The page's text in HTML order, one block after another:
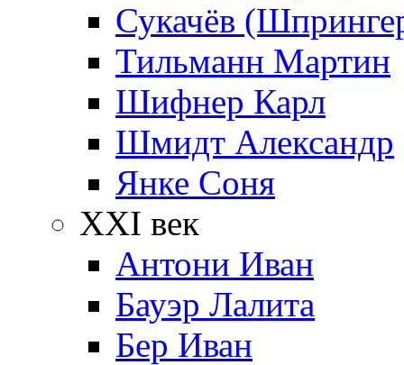
Сукачёв
Тильманн Мартин
Шифнер Карл
Шмидт Александр
Янке Соня
XXI век
Антони Иван
Бауэр Лалита
Бер Иван